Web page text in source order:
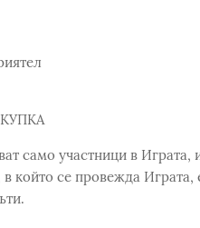
само участници в
който се провежда